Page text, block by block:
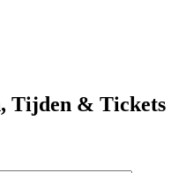
Tijden & Tickets